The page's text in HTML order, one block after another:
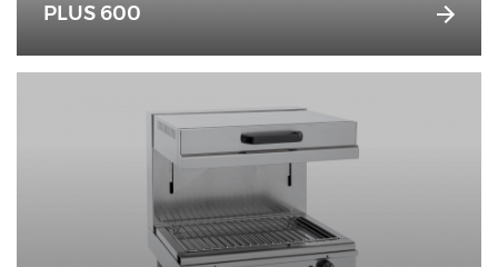
PLUS 600